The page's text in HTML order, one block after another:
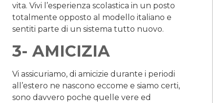
vita. Vivi l’esperienza scolastica in un posto
totalmente opposto al modello italiano e
sentiti parte di un sistema tutto nuovo.
3- AMICIZIA
Vi assicuriamo, di amicizie durante i periodi
all’estero ne nascono eccome e siamo certi,
sono davvero poche quelle vere ed